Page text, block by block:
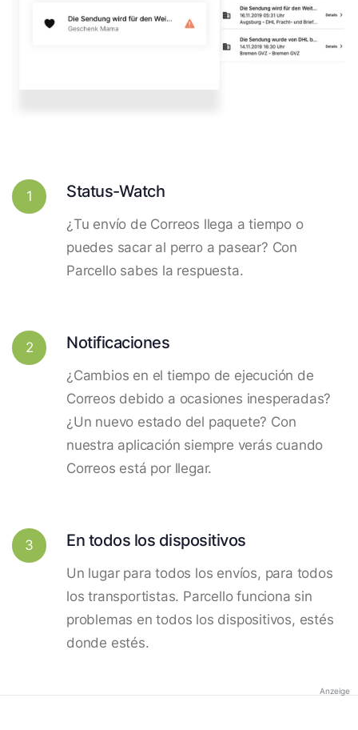
1 Status-Watch
¿Tu envío de Correos llega a tiempo o
puedes sacar al perro a pasear? Con
Parcello sabes la respuesta.
2 Notificaciones
¿Cambios en el tiempo de ejecución de
Correos debido a ocasiones inesperadas?
¿Un nuevo estado del paquete? Con
nuestra aplicación siempre verás cuando
Correos está por llegar.
3 En todos los dispositivos
Un lugar para todos los envíos, para todos
los transportistas. Parcello funciona sin
problemas en todos los dispositivos, estés
donde estés.
Anzeige